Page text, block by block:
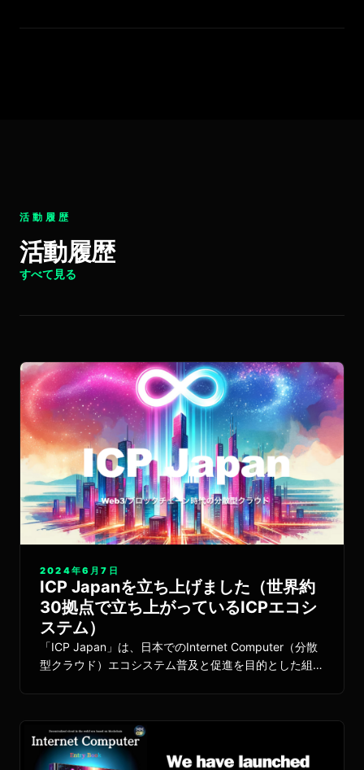
活動履歴
活動履歴
すべて見る
2024年6月7日
ICP Japanを立ち上げました（世界約
30拠点で立ち上がっているICPエコシ
ステム）
「ICP Japan」は、日本でのInternet Computer（分散
型クラウド）エコシステム普及と促進を目的とした組織
府/エンタープライズ企業/スタートアップ/開発者/